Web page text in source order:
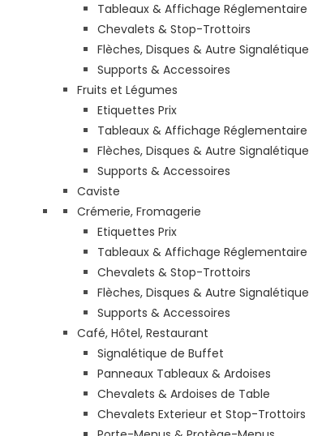
Tableaux & Affichage Réglementaire
Chevalets & Stop-Trottoirs
Flèches, Disques & Autre Signalétique
Supports & Accessoires
Fruits et Légumes
Etiquettes Prix
Tableaux & Affichage Réglementaire
Flèches, Disques & Autre Signalétique
Supports & Accessoires
Caviste
Crémerie, Fromagerie
Etiquettes Prix
Tableaux & Affichage Réglementaire
Chevalets & Stop-Trottoirs
Flèches, Disques & Autre Signalétique
Supports & Accessoires
Café, Hôtel, Restaurant
Signalétique de Buffet
Panneaux Tableaux & Ardoises
Chevalets & Ardoises de Table
Chevalets Exterieur et Stop-Trottoirs